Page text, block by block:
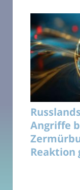
Angriffe
Reaktion